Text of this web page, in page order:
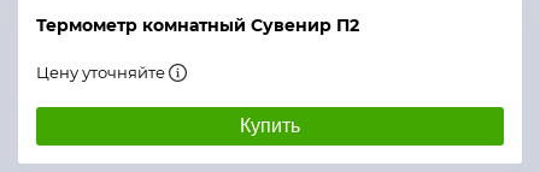
Термометр комнатный Сувенир П2
Цену уточняйте
Купить